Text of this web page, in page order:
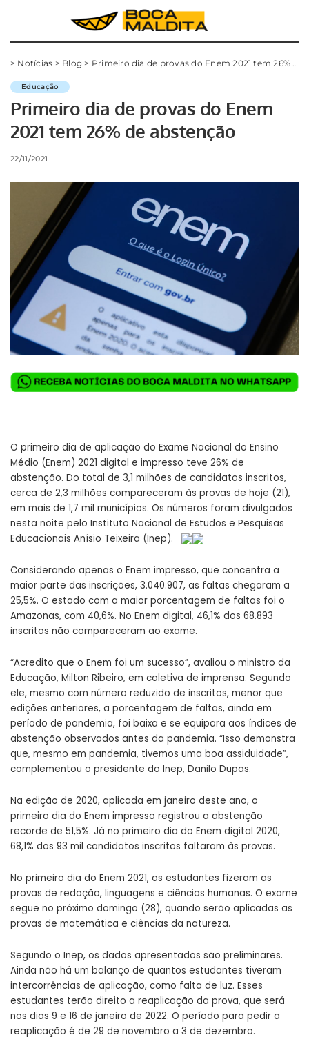
> Notícias > Blog > Primeiro dia de provas do Enem 2021 tem 26% de abstenção
Educação
Primeiro dia de provas do Enem
2021 tem 26% de abstenção
22/11/2021
O primeiro dia de aplicação do Exame Nacional do Ensino
Médio (Enem) 2021 digital e impresso teve 26% de
abstenção. Do total de 3,1 milhões de candidatos inscritos,
cerca de 2,3 milhões compareceram às provas de hoje (21),
em mais de 1,7 mil municípios. Os números foram divulgados
nesta noite pelo Instituto Nacional de Estudos e Pesquisas
Educacionais Anísio Teixeira (Inep).
Considerando apenas o Enem impresso, que concentra a
maior parte das inscrições, 3.040.907, as faltas chegaram a
25,5%. O estado com a maior porcentagem de faltas foi o
Amazonas, com 40,6%. No Enem digital, 46,1% dos 68.893
inscritos não compareceram ao exame.
“Acredito que o Enem foi um sucesso”, avaliou o ministro da
Educação, Milton Ribeiro, em coletiva de imprensa. Segundo
ele, mesmo com número reduzido de inscritos, menor que
edições anteriores, a porcentagem de faltas, ainda em
período de pandemia, foi baixa e se equipara aos índices de
abstenção observados antes da pandemia. “Isso demonstra
que, mesmo em pandemia, tivemos uma boa assiduidade”,
complementou o presidente do Inep, Danilo Dupas.
Na edição de 2020, aplicada em janeiro deste ano, o
primeiro dia do Enem impresso registrou a abstenção
recorde de 51,5%. Já no primeiro dia do Enem digital 2020,
68,1% dos 93 mil candidatos inscritos faltaram às provas.
No primeiro dia do Enem 2021, os estudantes fizeram as
provas de redação, linguagens e ciências humanas. O exame
segue no próximo domingo (28), quando serão aplicadas as
provas de matemática e ciências da natureza.
Segundo o Inep, os dados apresentados são preliminares.
Ainda não há um balanço de quantos estudantes tiveram
intercorrências de aplicação, como falta de luz. Esses
estudantes terão direito a reaplicação da prova, que será
nos dias 9 e 16 de janeiro de 2022. O período para pedir a
reaplicação é de 29 de novembro a 3 de dezembro.